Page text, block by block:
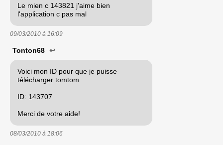
Le mien c 143821 j'aime bien
l'application c pas mal
09/03/2010 à 16:09
Tonton68 ↩
Voici mon ID pour que je puisse
télécharger tomtom
ID: 143707
Merci de votre aide!
08/03/2010 à 18:06